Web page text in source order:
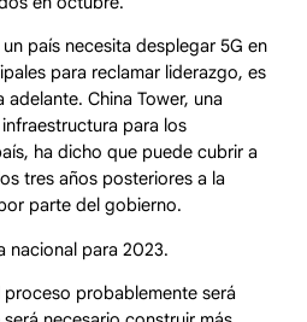
país necesita desplegar 5G en
para reclamar liderazgo, es
China Tower, una
para los
ha dicho que puede cubrir a
tres años posteriores a la
parte del gobierno.
nacional para 2023.
proceso probablemente será